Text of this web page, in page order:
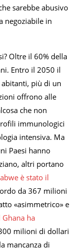
sarebbe abusivo
negoziabile in
Oltre il 60% della
Entro il 2050 il
più di un
offrono alle
che non
immunologici
intensiva. Ma
Paesi hanno
altri portano
è stato il
da 367 milioni
«asimmetrico» e
Ghana ha
milioni di dollari
mancanza di